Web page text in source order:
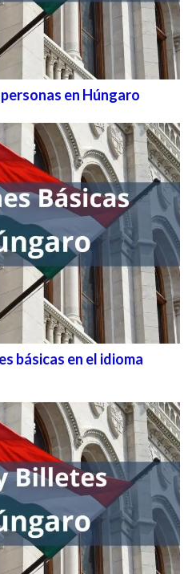
en Húngaro
básicas en el idioma